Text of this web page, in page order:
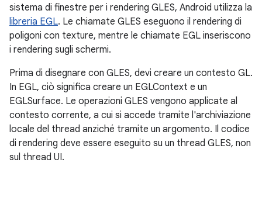
sistema di finestre per i rendering GLES, Android utilizza la
libreria EGL. Le chiamate GLES eseguono il rendering di
poligoni con texture, mentre le chiamate EGL inseriscono
i rendering sugli schermi.
Prima di disegnare con GLES, devi creare un contesto GL.
In EGL, ciò significa creare un EGLContext e un
EGLSurface. Le operazioni GLES vengono applicate al
contesto corrente, a cui si accede tramite l'archiviazione
locale del thread anziché tramite un argomento. Il codice
di rendering deve essere eseguito su un thread GLES, non
sul thread UI.